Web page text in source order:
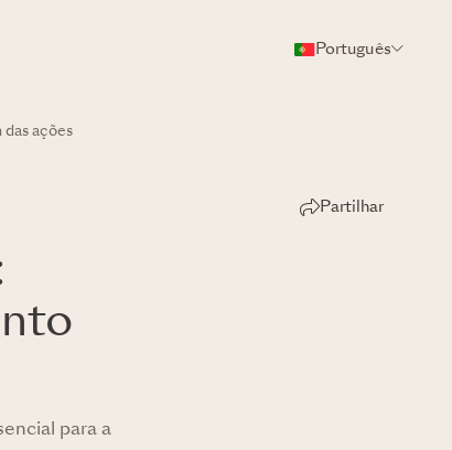
Português
das ações
Partilhar
para a